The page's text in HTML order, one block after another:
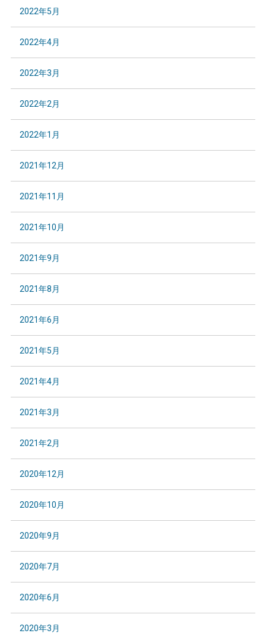
2022年5月
2022年4月
2022年3月
2022年2月
2022年1月
2021年12月
2021年11月
2021年10月
2021年9月
2021年8月
2021年6月
2021年5月
2021年4月
2021年3月
2021年2月
2020年12月
2020年10月
2020年9月
2020年7月
2020年6月
2020年3月